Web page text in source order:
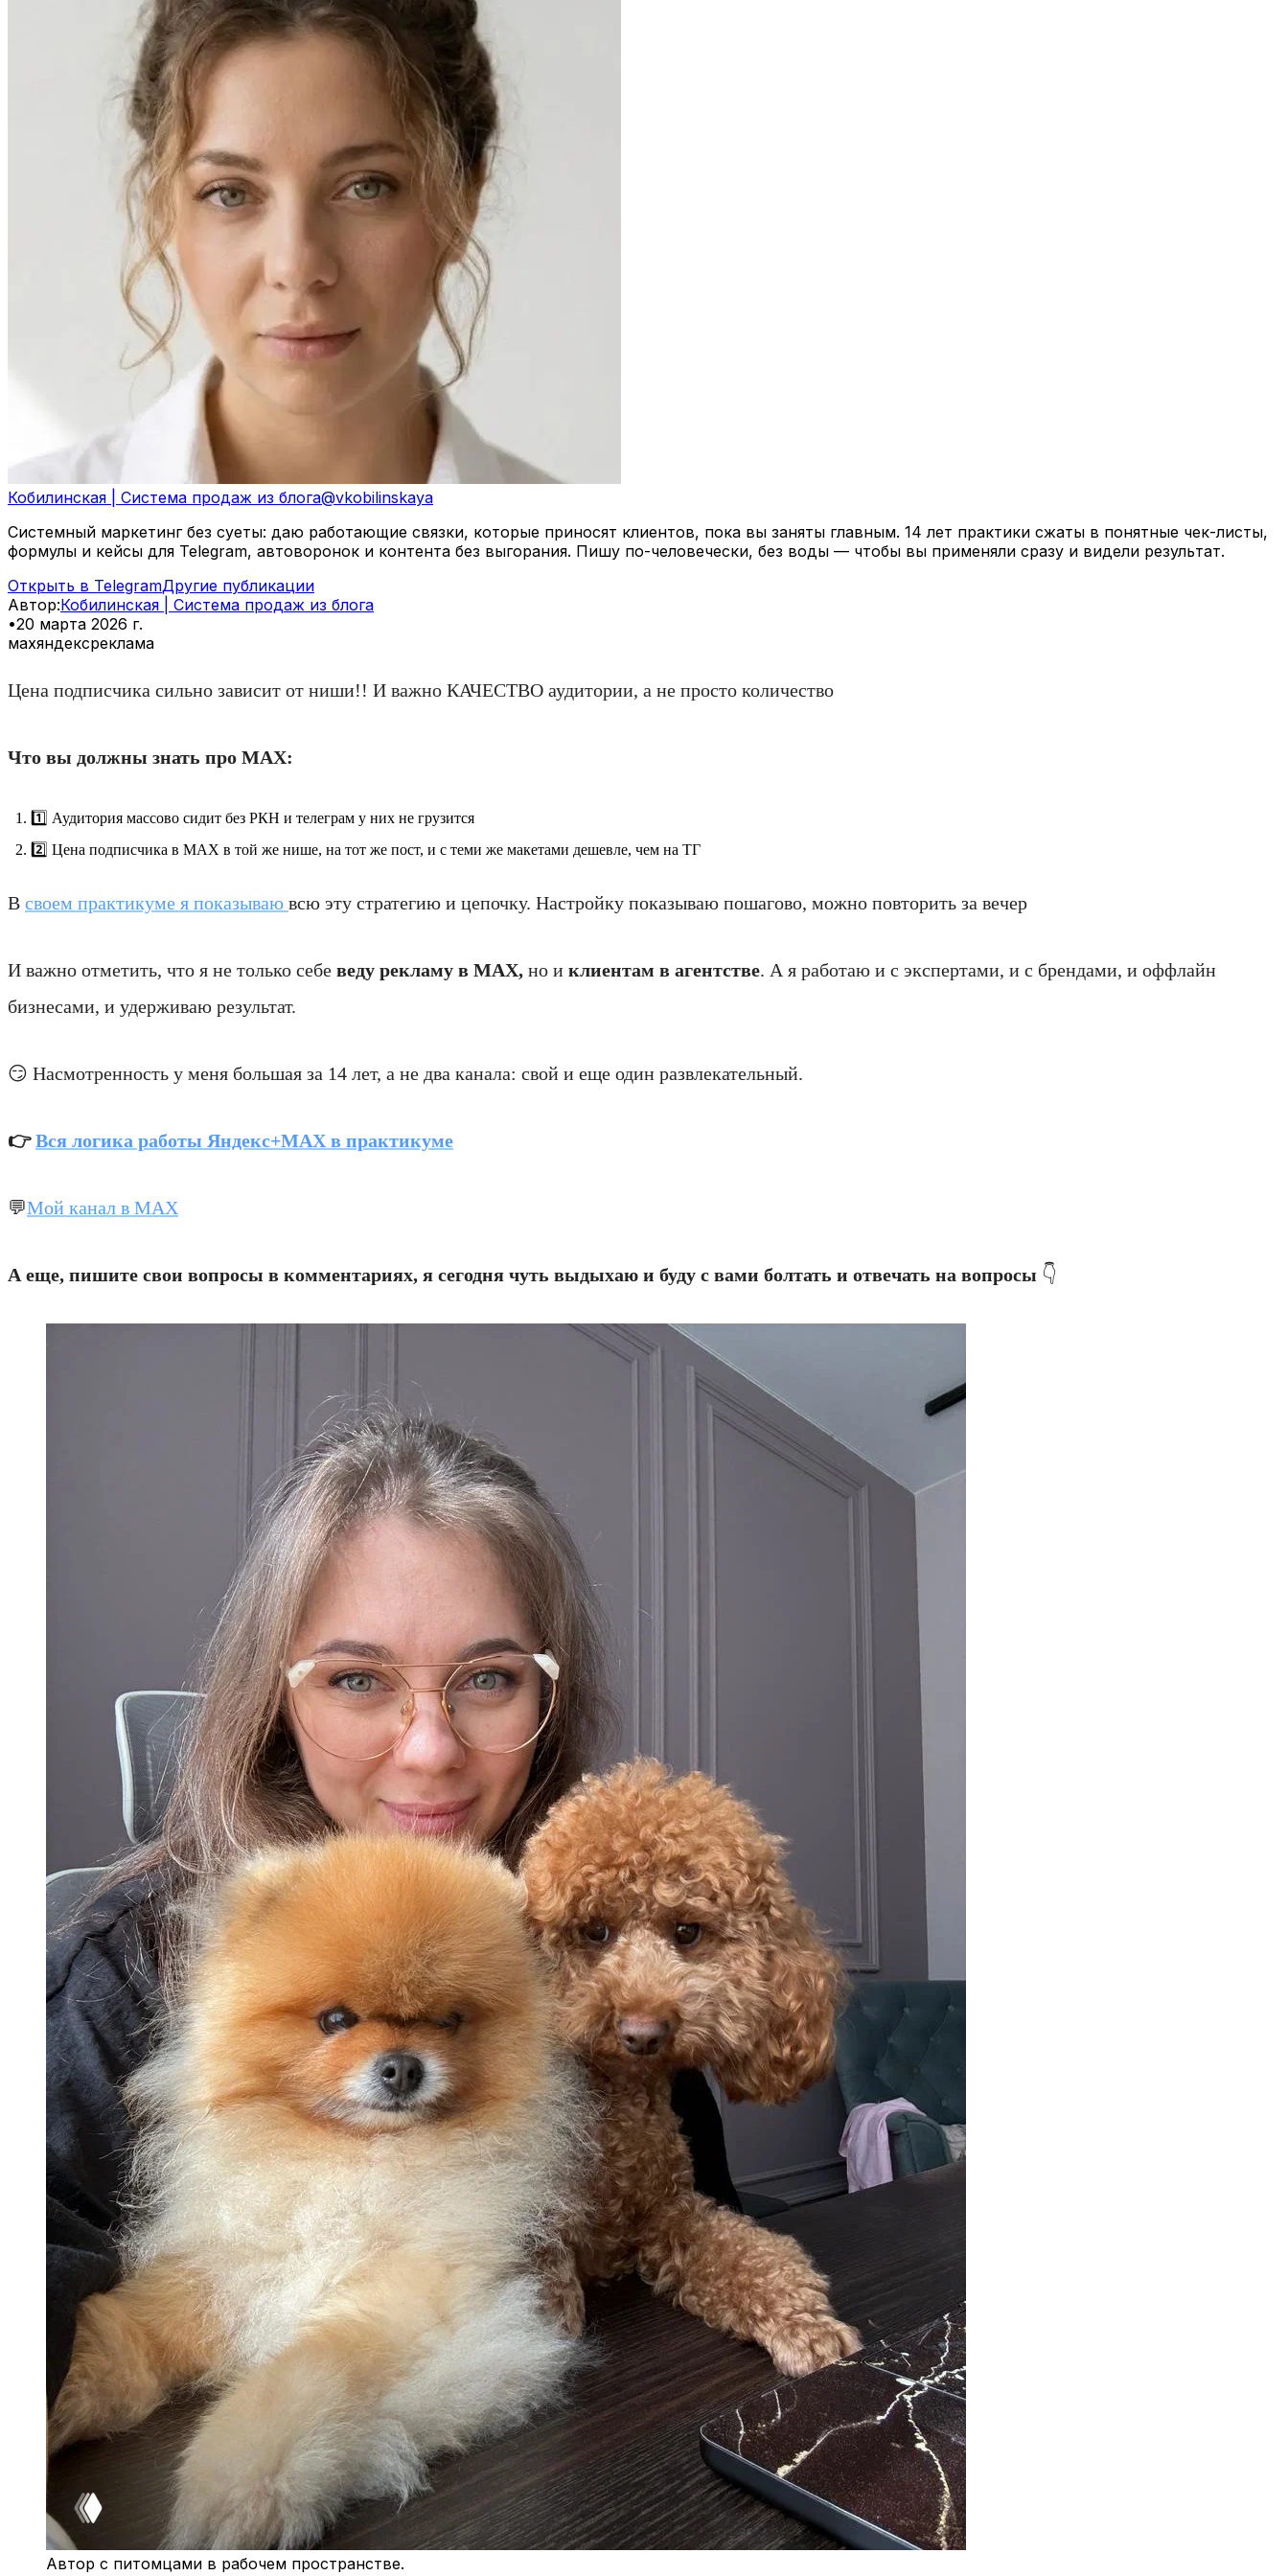
Кобилинская | Система продаж из блога@vkobilinskaya
Системный маркетинг без суеты: даю работающие связки, которые приносят клиентов, пока вы заняты главным. 14 лет практики сжаты в понятные чек-листы,
формулы и кейсы для Telegram, автоворонок и контента без выгорания. Пишу по-человечески, без воды — чтобы вы применяли сразу и видели результат.
Открыть в TelegramДругие публикации
Автор:Кобилинская | Система продаж из блога
•20 марта 2026 г.
махяндексреклама
Цена подписчика сильно зависит от ниши!! И важно КАЧЕСТВО аудитории, а не просто количество
Что вы должны знать про МАХ:
1️⃣ Аудитория массово сидит без РКН и телеграм у них не грузится
2️⃣ Цена подписчика в МАХ в той же нише, на тот же пост, и с теми же макетами дешевле, чем на ТГ
В своем практикуме я показываю всю эту стратегию и цепочку. Настройку показываю пошагово, можно повторить за вечер
И важно отметить, что я не только себе веду рекламу в МАХ, но и клиентам в агентстве. А я работаю и с экспертами, и с брендами, и оффлайн
бизнесами, и удерживаю результат.
😏 Насмотренность у меня большая за 14 лет, а не два канала: свой и еще один развлекательный.
👉 Вся логика работы Яндекс+МАХ в практикуме
💬Мой канал в МАХ
А еще, пишите свои вопросы в комментариях, я сегодня чуть выдыхаю и буду с вами болтать и отвечать на вопросы 👇
Автор с питомцами в рабочем пространстве.